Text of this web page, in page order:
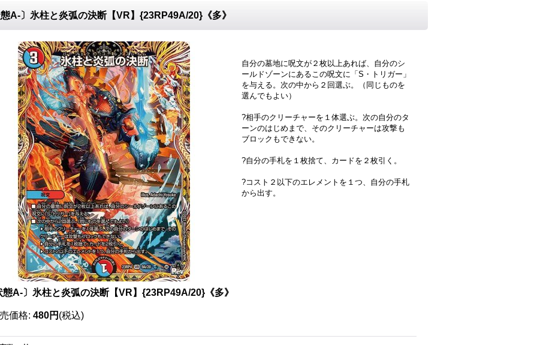
A-〕氷柱と炎弧の決断【VR】{23RP49A/20}《多》
自分の墓地に呪文が２枚以上あれば、自分のシ
ールドゾーンにあるこの呪文に「S・トリガー」
を与える。次の中から２回選ぶ。（同じものを
選んでもよい）
?相手のクリーチャーを１体選ぶ。次の自分のタ
ーンのはじめまで、そのクリーチャーは攻撃も
ブロックもできない。
?自分の手札を１枚捨て、カードを２枚引く。
?コスト２以下のエレメントを１つ、自分の手札
から出す。
態A-〕氷柱と炎弧の決断【VR】{23RP49A/20}《多》
価格: 480円 (税込)